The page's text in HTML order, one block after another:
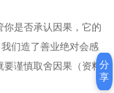
是否承认因果，它的
们造了善业绝对会感
要谨慎取舍因果（资料分
享